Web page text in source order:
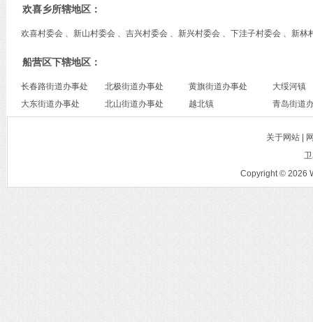
欢喜乡所辖地区：
欢喜村委会 、新山村委会 、吉兴村委会 、新兴村委会 、下洼子村委会 、新
船营区下辖地区：
长春路街道办事处 北极街道办事处 黄旗街道办事处
大绥河镇
大东街道办事处
北山街道办事处 越北镇 青岛街道
关于网站 |
Copyright © 2026